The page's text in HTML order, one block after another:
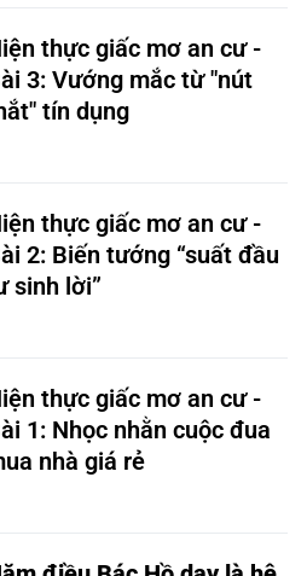
thực giấc mơ an cư -
3: Vướng mắc từ "nút
tín dụng
thực giấc mơ an cư -
2: Biến tướng “suất đầu
sinh lời”
thực giấc mơ an cư -
1: Nhọc nhằn cuộc đua
nhà giá rẻ